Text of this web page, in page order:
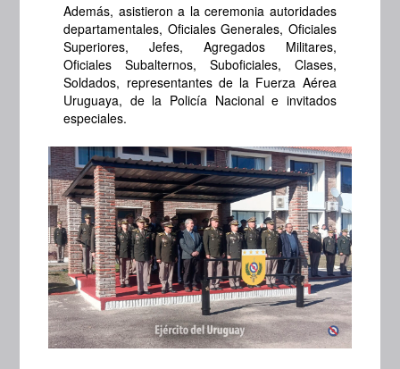
Además, asistieron a la ceremonia autoridades
departamentales, Oficiales Generales, Oficiales
Superiores, Jefes, Agregados Militares,
Oficiales Subalternos, Suboficiales, Clases,
Soldados, representantes de la Fuerza Aérea
Uruguaya, de la Policía Nacional e invitados
especiales.